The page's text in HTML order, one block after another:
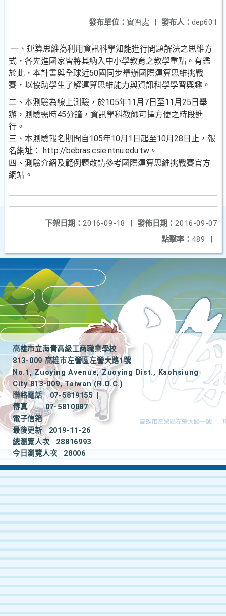
發布人： dep601
發布單位： 實習處 |
一、運算思維為利用資訊科學知能進行問題解決之思維方
式，各先進國家皆將其納入中小學教育之教學重點。有鑑
於此，本計畫與全球近50國同步舉辦國際運算思維挑戰
賽，以協助學生了解運算思維能力與資訊科學學習興趣。
二、本測驗為線上測驗，於105年11月7日至11月25日舉
辦，測驗需時45分鐘，資訊學科教師可擇方便之時段進
行。
三、本測驗報名期間自105年10月1日起至10月28日止，報
名網址： http://bebras.csie.ntnu.edu.tw。
四、測驗介紹及範例題敬請參考國際運算思維挑戰賽官方
網站。
發佈日期： 2016-09-07
下架日期： 2016-09-18
|
點擊率： 489 |
高雄市立海青高級工商職業學校
813-009 高雄市左營區左營大路1號
No.1, Zuoying Avenue, Zuoying Dist., Kaohsiung
City 813-009, Taiwan (R.O.C.)
聯絡電話
07-5819155
|
傳真
07-5810087
電子信箱
最後更新
2019-11-26
總瀏覽人次
28816993
今日瀏覽人次
28006